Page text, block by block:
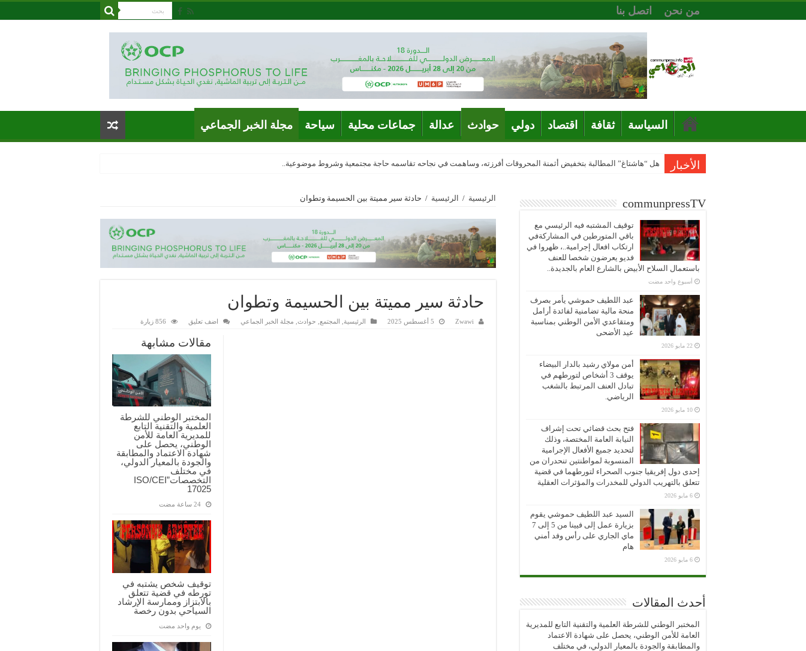
من نحن اتصل بنا
السياسة ثقافة اقتصاد دولي حوادث عدالة جماعات محلية سياحة مجلة الخبر الجماعي
الأخبار هل “هاشتاغ” المطالبة بتخفيض أثمنة المحروقات أفرزته، وساهمت في نجاحه تقاسمه حاجة مجتمعية وشروط موضوعية..
الرئيسية / الرئيسية / حادثة سير مميتة بين الحسيمة وتطوان
حادثة سير مميتة بين الحسيمة وتطوان
Zwawi 5 أغسطس 2025 الرئيسية المجتمع حوادث مجلة الخبر الجماعي اضف تعليق 856 زيارة
مقالات مشابهة
المختبر الوطني للشرطة
العلمية والتقنية التابع
للمديرية العامة للأمن
الوطني، يحصل على
شهادة الاعتماد والمطابقة
والجودة بالمعيار الدولي،
في مختلف
التخصصات”ISO/CEI
17025
توقيف شخص يشتبه في
تورطه في قضية تتعلق
بالابتزاز وممارسة الإرشاد
السياحي بدون رخصة
‏يوم واحد مضت
communpressTV
توقيف المشتبه فيه الرئيسي مع
باقي المتورطين في المشاركةفي
ارتكاب افعال إجرامية..، ظهروا في
فديو يعرضون شخصا للعنف
باستعمال السلاح الأبيض بالشارع العام بالجديدة..
‏أسبوع واحد مضت
عبد اللطيف حموشي يأمر بصرف
منحة مالية تضامنية لفائدة أرامل
ومتقاعدي الأمن الوطني بمناسبة
عيد الأضحى
22 مايو 2026
أمن مولاي رشيد بالدار البيضاء
يوقف 3 أشخاص لتورطهم في
تبادل العنف المرتبط بالشغب
الرياضي.
10 مايو 2026
فتح بحث قضائي تحت إشراف
النيابة العامة المختصة، وذلك
لتحديد جميع الأفعال الإجرامية
المنسوبة لمواطنتين تنحدران من
إحدى دول إفريقيا جنوب الصحراء لتورطهما في قضية
تتعلق بالتهريب الدولي للمخدرات والمؤثرات العقلية
6 مايو 2026
السيد عبد اللطيف حموشي يقوم
بزيارة عمل إلى فيينا من 5 إلى 7
ماي الجاري على رأس وفد أمني
هام
6 مايو 2026
أحدث المقالات
المختبر الوطني للشرطة العلمية والتقنية التابع للمديرية
العامة للأمن الوطني، يحصل على شهادة الاعتماد
والمطابقة والجودة بالمعيار الدولي، في مختلف